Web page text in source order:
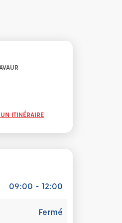
ITINÉRAIRE
09:00 - 12:00
Fermé